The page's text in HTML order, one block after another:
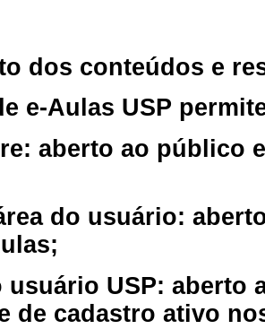
dos conteúdos e
e-Aulas USP
aberto ao público
do usuário:
usuário USP: aberto
de cadastro ativo